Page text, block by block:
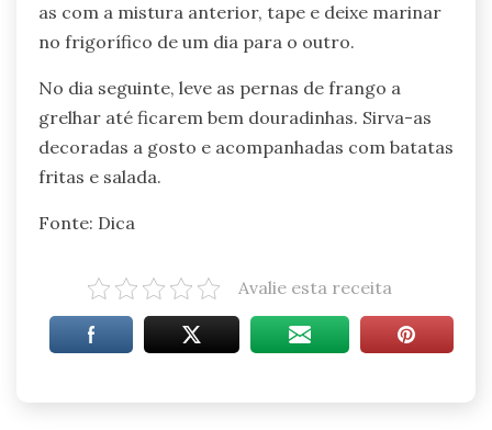
as com a mistura anterior, tape e deixe marinar
no frigorífico de um dia para o outro.
No dia seguinte, leve as pernas de frango a
grelhar até ficarem bem douradinhas. Sirva-as
decoradas a gosto e acompanhadas com batatas
fritas e salada.
Fonte: Dica
Avalie esta receita